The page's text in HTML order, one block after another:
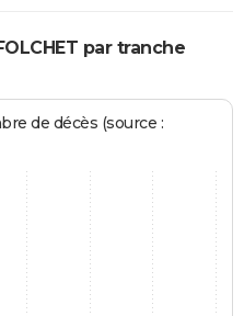
par tranche
de décès (source :